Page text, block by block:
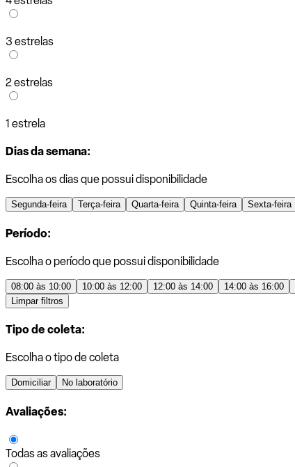
3 estrelas
2 estrelas
1 estrela
Dias da semana:
Escolha os dias que possui disponibilidade
Segunda-feira Terça-feira Quarta-feira Quinta-feira Sexta-feira
Período:
Escolha o período que possui disponibilidade
08:00 às 10:00 10:00 às 12:00 12:00 às 14:00 14:00 às 16:00
Limpar filtros
Tipo de coleta:
Escolha o tipo de coleta
Domiciliar No laboratório
Avaliações:
Todas as avaliações